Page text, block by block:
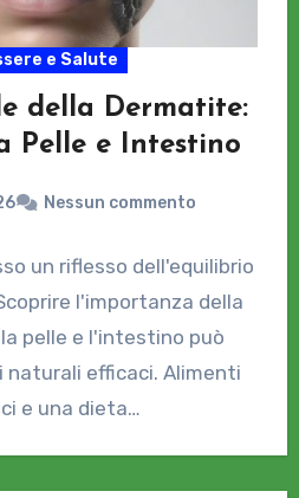
e Salute
della Dermatite:
Pelle e Intestino
Nessun commento
un riflesso dell'equilibrio
l'importanza della
pelle e l'intestino può
naturali efficaci. Alimenti
e una dieta…